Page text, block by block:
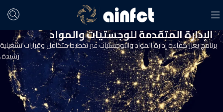
الإدارة المتقدمة للوجستيات والمواد
برنامج يعزز كفاءة إدارة المواد واللوجستيات عبر تخطيط متكامل وقرارات تشغيلية
رشيدة.